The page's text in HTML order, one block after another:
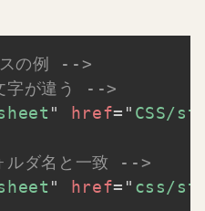
の例 -->
が違う -->
" href= " CSS/
ダ名と一致 -->
" href= " css/